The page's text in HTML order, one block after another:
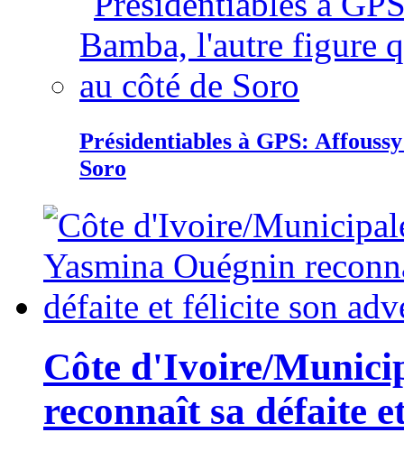
Présidentiables à GPS:
Soro
Côte d'Ivoire/
reconnaît sa défaite